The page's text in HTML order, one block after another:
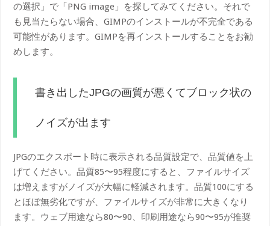
の選択」で「PNG image」を探してみてください。それで
も見当たらない場合、GIMPのインストールが不完全である
可能性があります。GIMPを再インストールすることをお勧
めします。
書き出したJPGの画質が悪くてブロック状の
ノイズが出ます
JPGのエクスポート時に表示される品質設定で、品質値を上
げてください。品質85〜95程度にすると、ファイルサイズ
は増えますがノイズが大幅に軽減されます。品質100にする
とほぼ無劣化ですが、ファイルサイズが非常に大きくなり
ます。ウェブ用途なら80〜90、印刷用途なら90〜95が推奨